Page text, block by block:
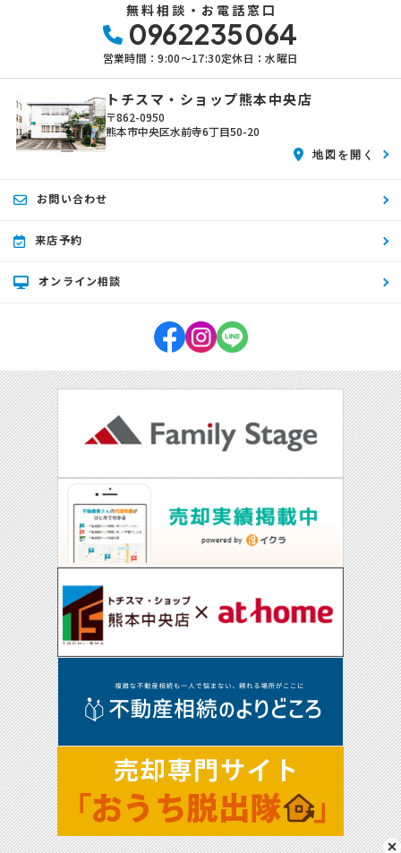
無料相談・お電話窓口
0962235064
営業時間：9:00〜17:30定休日：水曜日
トチスマ・ショップ熊本中央店
〒862-0950
熊本市中央区水前寺6丁目50-20
地図を開く
お問い合わせ
来店予約
オンライン相談